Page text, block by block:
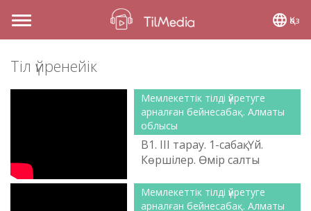
Toggle
navigation
Қаз
Тіл үйренейік
Мемлекеттік тілді үйретуге
арналған бейнесабақ. Алматы
облысы
B1. ІІІ тарау. 1-сабақ. Үй.
Көршілер. Өмір салты
Мемлекеттік тілді үйретуге
арналған бейнесабақ. Алматы